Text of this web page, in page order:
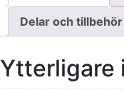
Delar och tillbehör
Ytterligare